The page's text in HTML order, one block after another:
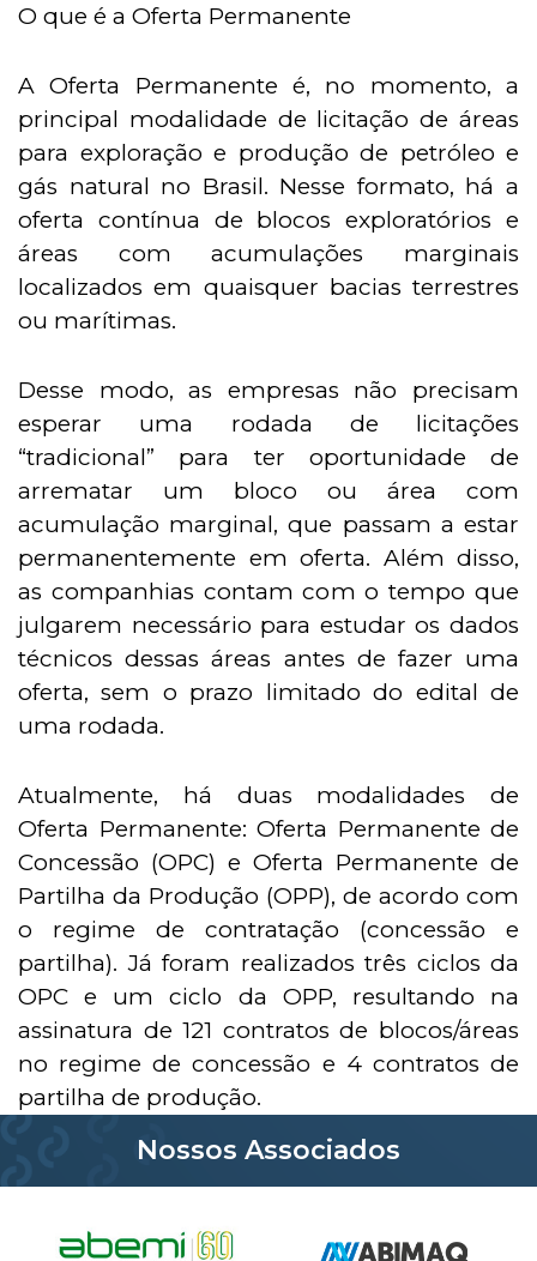
O que é a Oferta Permanente
A Oferta Permanente é, no momento, a
principal modalidade de licitação de áreas
para exploração e produção de petróleo e
gás natural no Brasil. Nesse formato, há a
oferta contínua de blocos exploratórios e
áreas com acumulações marginais
localizados em quaisquer bacias terrestres
ou marítimas.
Desse modo, as empresas não precisam
esperar uma rodada de licitações
“tradicional” para ter oportunidade de
arrematar um bloco ou área com
acumulação marginal, que passam a estar
permanentemente em oferta. Além disso,
as companhias contam com o tempo que
julgarem necessário para estudar os dados
técnicos dessas áreas antes de fazer uma
oferta, sem o prazo limitado do edital de
uma rodada.
Atualmente, há duas modalidades de
Oferta Permanente: Oferta Permanente de
Concessão (OPC) e Oferta Permanente de
Partilha da Produção (OPP), de acordo com
o regime de contratação (concessão e
partilha). Já foram realizados três ciclos da
OPC e um ciclo da OPP, resultando na
assinatura de 121 contratos de blocos/áreas
no regime de concessão e 4 contratos de
partilha de produção.
Nossos Associados